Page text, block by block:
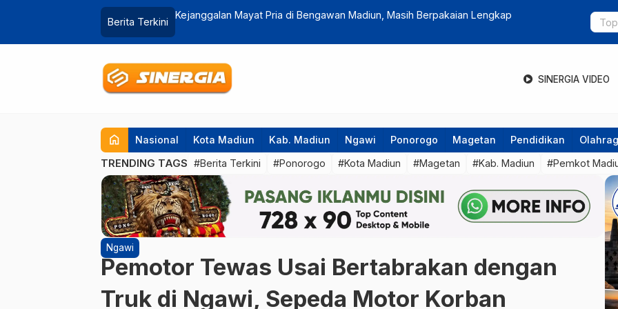
Berita Terkini
DPRD Kabupaten Madiun Soroti SILPA dan Dorong Optimalisasi PAD 2025
TKA
dan
SINERGIA VIDEO
home Nasional Kota Madiun Kab. Madiun Ngawi Ponorogo Magetan Pendidikan
TRENDING TAGS #Berita Terkini #Ponorogo #Kota Madiun #Magetan #Kab. Madiun #Pemkot
Ngawi
Pemotor Tewas Usai Bertabrakan dengan
Truk di Ngawi, Sepeda Motor Korban